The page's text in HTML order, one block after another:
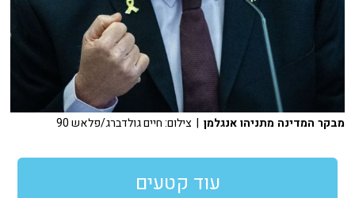
מבקר המדינה מתניהו אנגלמן | צילום: חיים גולדברג/פלאש 90
עוד קטעים